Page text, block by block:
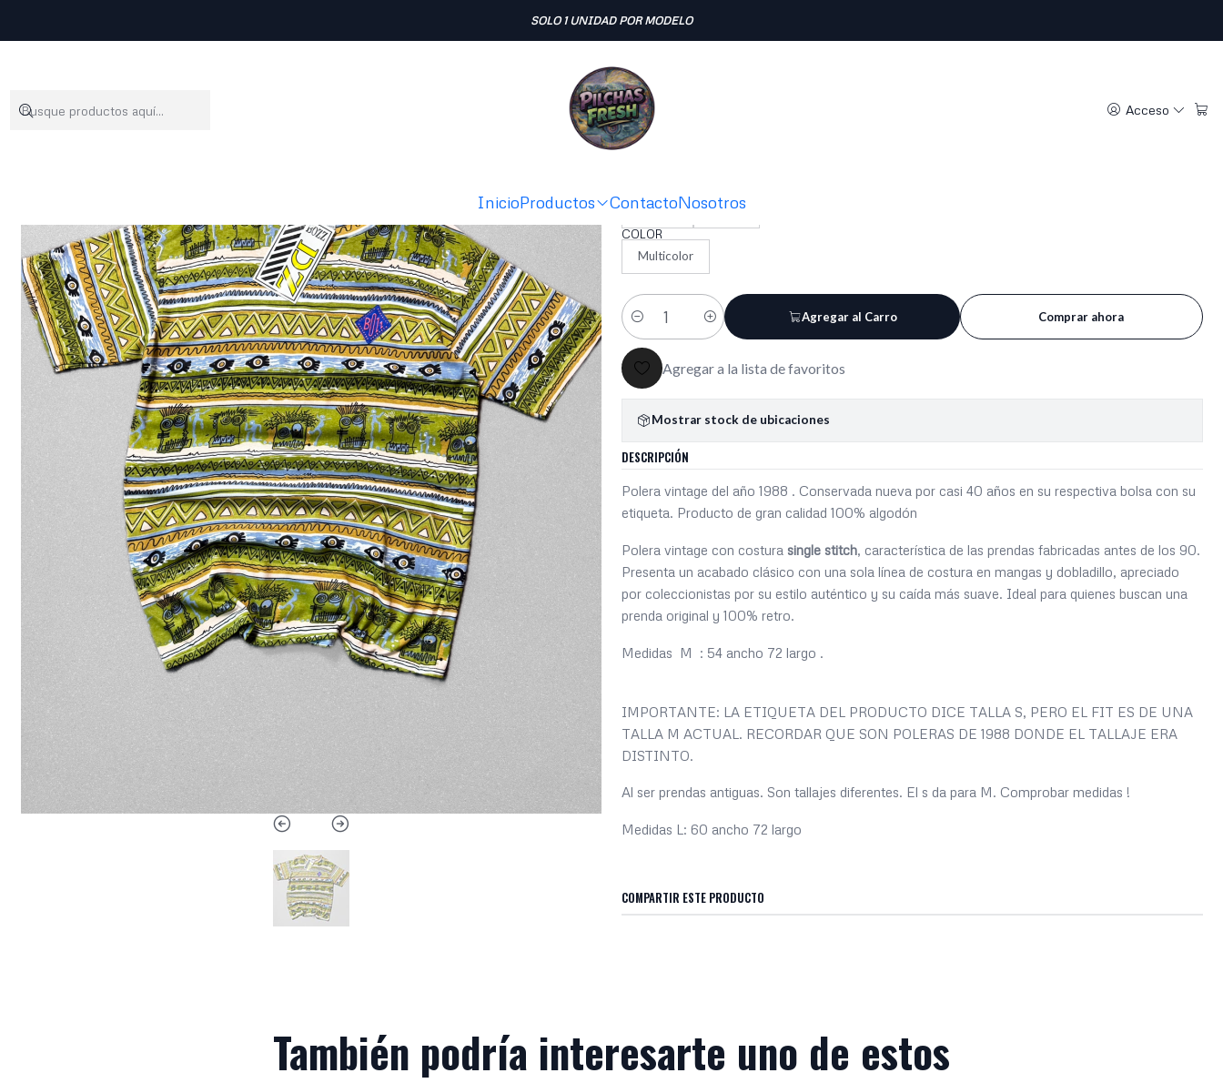
Acceso
InicioProductos ContactoNosotros
SOLO 1 UNIDAD POR MODELO
POLERAS 1988 polera vintage nueva con etiqueta
1988 polera vintage nueva con
etiqueta
Talla M
Talla L
COLOR
Multicolor
Cantidad
Agregar al Carro Comprar ahora
Agregar a la lista de favoritos
Mostrar stock de ubicaciones
DESCRIPCIÓN
Polera vintage del año 1988 . Conservada nueva por casi 40 años en su respectiva bolsa con su
etiqueta. Producto de gran calidad 100% algodón
Polera vintage con costura single stitch, característica de las prendas fabricadas antes de los 90.
Presenta un acabado clásico con una sola línea de costura en mangas y dobladillo, apreciado
por coleccionistas por su estilo auténtico y su caída más suave. Ideal para quienes buscan una
prenda original y 100% retro.
Medidas M : 54 ancho 72 largo .
IMPORTANTE: LA ETIQUETA DEL PRODUCTO DICE TALLA S, PERO EL FIT ES DE UNA
TALLA M ACTUAL. RECORDAR QUE SON POLERAS DE 1988 DONDE EL TALLAJE ERA
DISTINTO.
Al ser prendas antiguas. Son tallajes diferentes. El s da para M. Comprobar medidas !
Medidas L: 60 ancho 72 largo
COMPARTIR ESTE PRODUCTO
También podría interesarte uno de estos